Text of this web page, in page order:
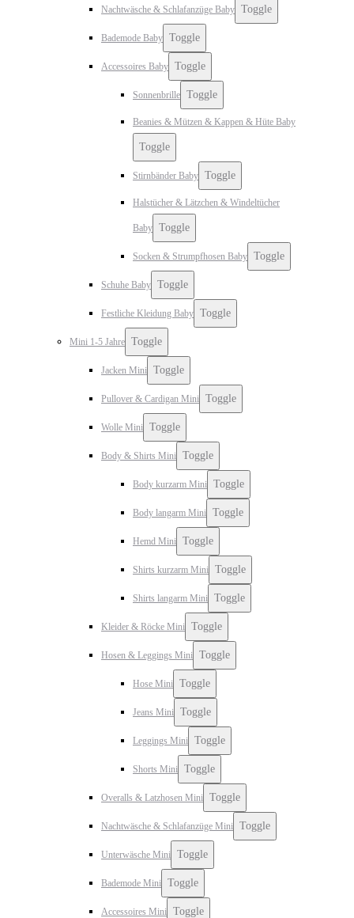
Nachtwäsche & Schlafanzüge Baby Toggle
Bademode Baby Toggle
Accessoires Baby Toggle
Sonnenbrille Toggle
Beanies & Mützen & Kappen & Hüte Baby
Toggle
Stirnbänder Baby Toggle
Halstücher & Lätzchen & Windeltücher
Baby Toggle
Socken & Strumpfhosen Baby Toggle
Schuhe Baby Toggle
Festliche Kleidung Baby Toggle
Mini 1-5 Jahre Toggle
Jacken Mini Toggle
Pullover & Cardigan Mini Toggle
Wolle Mini Toggle
Body & Shirts Mini Toggle
Body kurzarm Mini Toggle
Body langarm Mini Toggle
Hemd Mini Toggle
Shirts kurzarm Mini Toggle
Shirts langarm Mini Toggle
Kleider & Röcke Mini Toggle
Hosen & Leggings Mini Toggle
Hose Mini Toggle
Jeans Mini Toggle
Leggings Mini Toggle
Shorts Mini Toggle
Overalls & Latzhosen Mini Toggle
Nachtwäsche & Schlafanzüge Mini Toggle
Unterwäsche Mini Toggle
Bademode Mini Toggle
Accessoires Mini Toggle